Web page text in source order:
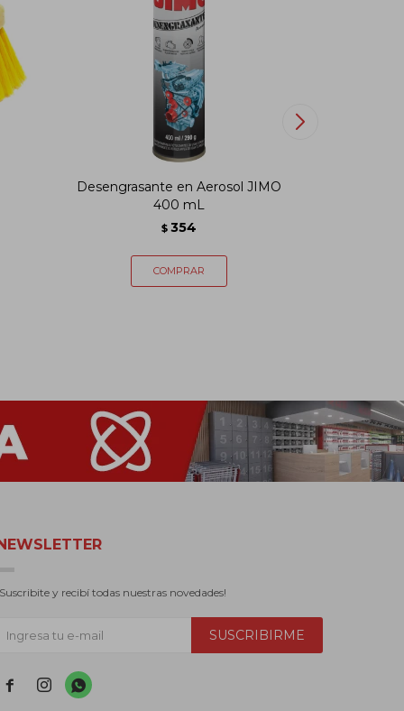
Desengrasante en Aerosol JIMO
400 mL
$ 354
y recibí todas nuestras novedades!
SUSCRIBIRME
  